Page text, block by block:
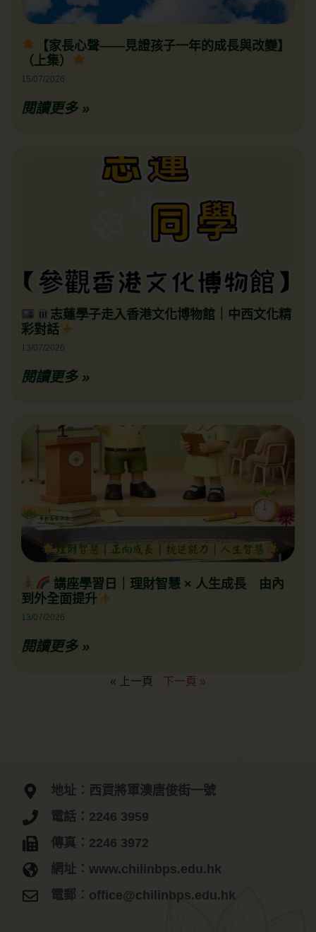
【家長心聲——見證孩子一年的成長與改變】
（上集）
15/07/2026
閱讀更多 »
志蓮學子走入香港文化博物館｜中西文化精
彩對話
13/07/2026
閱讀更多 »
講座學習日｜理財智慧 × 人生成長 由內
到外全面提升
13/07/2026
閱讀更多 »
« 上一頁 下一頁 »
地址：西貢將軍澳唐俊街一號
電話：2246 3959
傳真：2246 3972
網址：www.chilinbps.edu.hk
電郵：office@chilinbps.edu.hk